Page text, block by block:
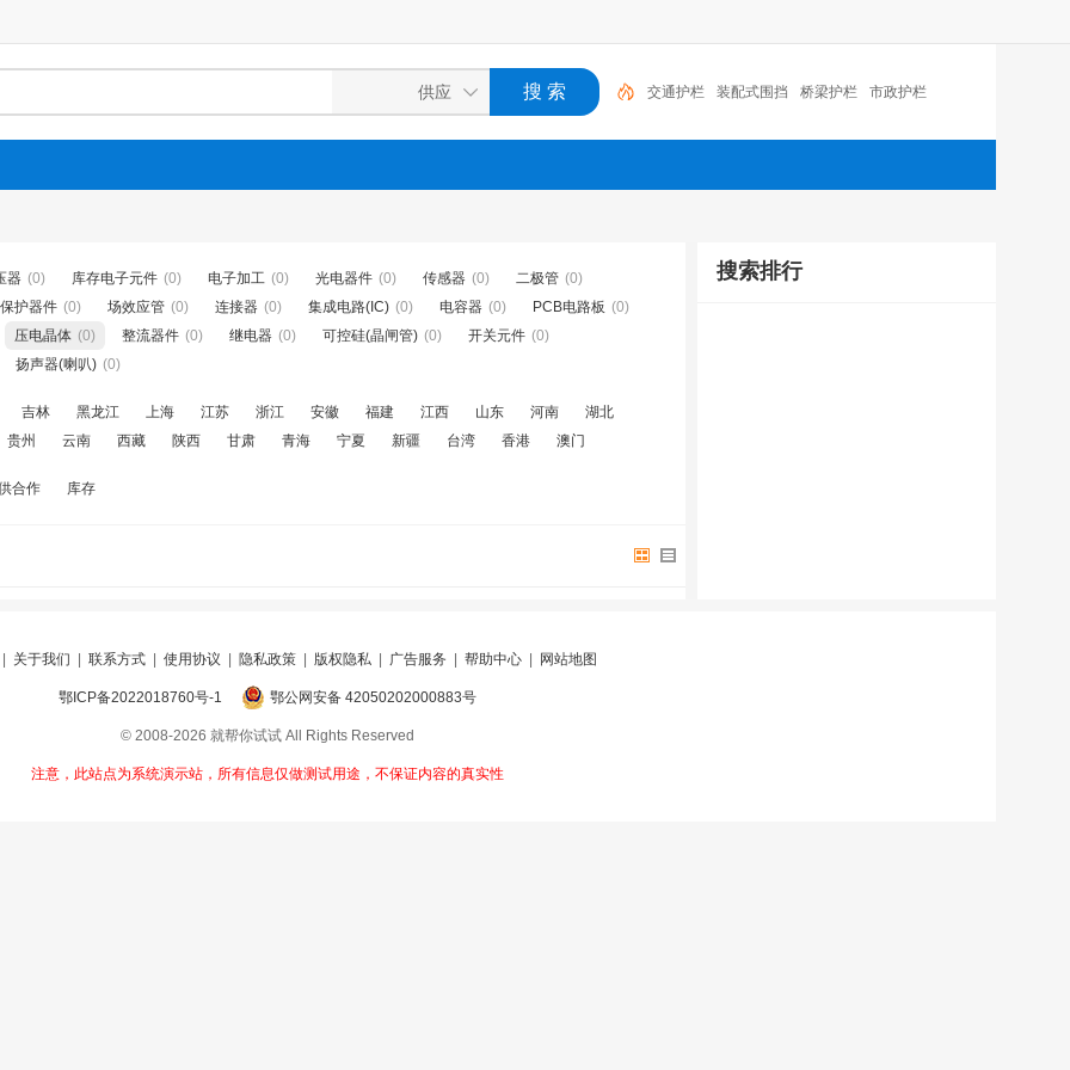
交通护栏 装配式围挡 桥梁护栏 市政护栏
器 (0) 库存电子元件 (0) 电子加工 (0) 光电器件 (0) 传感器 (0) 二极管 (0)
保护器件 (0) 场效应管 (0) 连接器 (0) 集成电路(IC) (0) 电容器 (0) PCB电路板 (0)
压电晶体 (0) 整流器件 (0) 继电器 (0) 可控硅(晶闸管) (0) 开关元件 (0)
扬声器(喇叭) (0)
吉林 黑龙江 上海 江苏 浙江 安徽 福建 江西 山东 河南
湖北
贵州
云南 西藏 陕西 甘肃 青海 宁夏 新疆 台湾 香港 澳门
合作 库存
搜索排行
关于我们 联系方式 使用协议 隐私政策 版权隐私 广告服务 帮助中心 网站地图
鄂ICP备2022018760号-1 鄂公网安备 42050202000883号
© 2008-2026 就帮你试试 All Rights Reserved
注意，此站点为系统演示站，所有信息仅做测试用途，不保证内容的真实性